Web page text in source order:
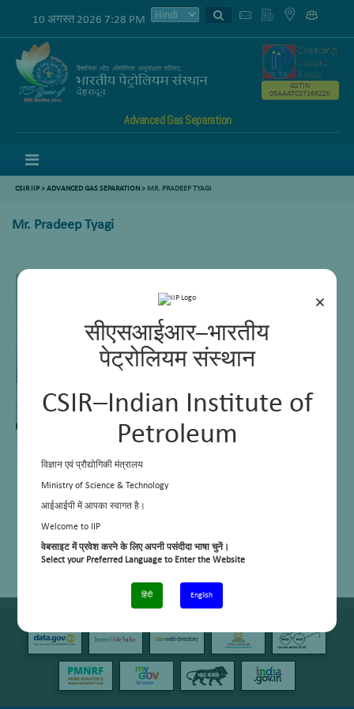
×
सीएसआईआर–भारतीय
पेट्रोलियम संस्थान
CSIR–Indian Institute of
Petroleum
विज्ञान एवं प्रौद्योगिकी मंत्रालय
Ministry of Science & Technology
आईआईपी में आपका स्वागत है।
Welcome to IIP
वेबसाइट में प्रवेश करने के लिए अपनी पसंदीदा भाषा चुनें।
Select your Preferred Language to Enter the Website
हिंदी English
10 अगस्त 2026 7:28 PM
Advanced Gas Separation
GSTIN
05AAATC2716R2ZK
CSIR IIP>ADVANCED GAS SEPARATION> MR. PRADEEP TYAGI
Mr. Pradeep Tyagi